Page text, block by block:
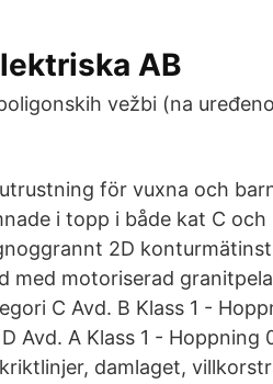
AB
vežbi (na
för vuxna och
i topp i både kat C och
2D
med motoriserad
C Avd. B Klass 1 -
Avd. A Klass 1 - Hoppning
damlaget,